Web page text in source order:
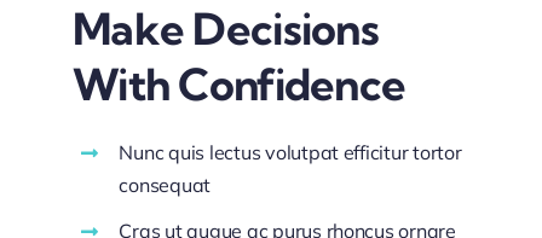
Make Decisions
With Confidence
Nunc quis lectus volutpat efficitur tortor
consequat
Cras ut augue ac purus rhoncus ornare